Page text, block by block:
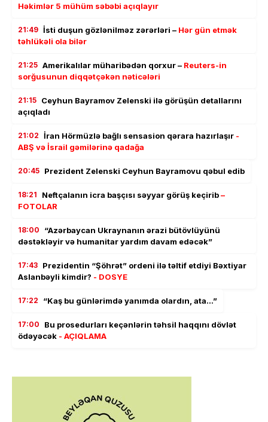
Həkimlər 5 mühüm səbəbi açıqlayır
21:49 İsti duşun gözlənilməz zərərləri – Hər gün etmək
təhlükəli ola bilər
21:25 Amerikalılar müharibədən qorxur – Reuters-in
sorğusunun diqqətçəkən nəticələri
21:15 Ceyhun Bayramov Zelenski ilə görüşün detallarını
açıqladı
21:02 İran Hörmüzlə bağlı sensasion qərara hazırlaşır -
ABŞ və İsrail gəmilərinə qadağa
20:45 Prezident Zelenski Ceyhun Bayramovu qəbul edib
18:21 Neftçalanın icra başçısı səyyar görüş keçirib–
FOTOLAR
18:00
“Azərbaycan Ukraynanın ərazi bütövlüyünü
dəstəkləyir və humanitar yardım davam edəcək”
17:43 Prezidentin “Şöhrət” ordeni ilə təltif etdiyi Bəxtiyar
Aslanbəyli kimdir? - DOSYE
17:22 “Kaş bu günlərimdə yanımda olardın, ata…”
17:00
Bu prosedurları keçənlərin təhsil haqqını dövlət
ödəyəcək - AÇIQLAMA